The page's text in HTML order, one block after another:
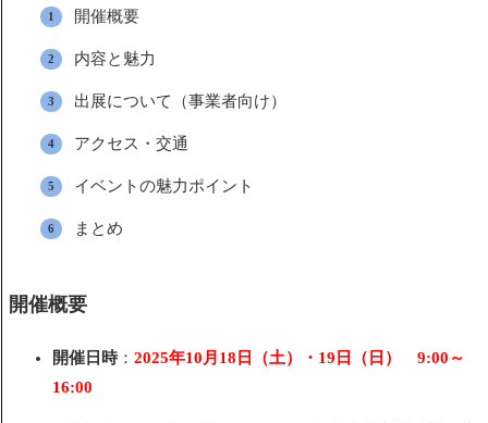
開催概要
内容と魅力
出展について（事業者向け）
アクセス・交通
イベントの魅力ポイント
まとめ
開催概要
開催日時： 2025年10月18日（土）・19日（日） 9:00～
16:00